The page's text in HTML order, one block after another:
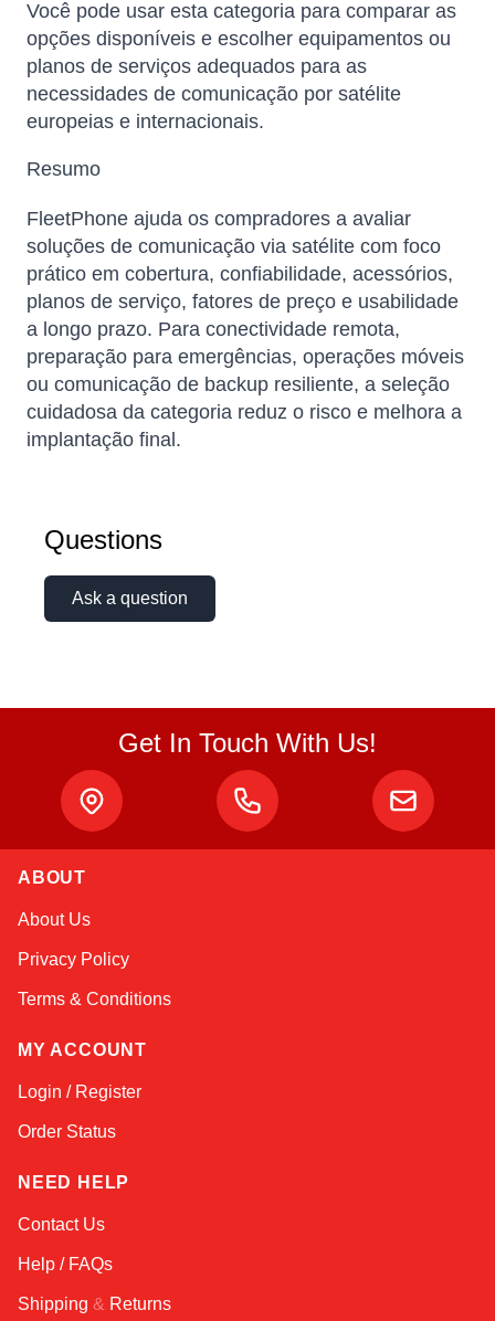
Você pode usar esta categoria para comparar as
opções disponíveis e escolher equipamentos ou
planos de serviços adequados para as
necessidades de comunicação por satélite
europeias e internacionais.
Resumo
FleetPhone ajuda os compradores a avaliar
soluções de comunicação via satélite com foco
prático em cobertura, confiabilidade, acessórios,
planos de serviço, fatores de preço e usabilidade
a longo prazo. Para conectividade remota,
preparação para emergências, operações móveis
ou comunicação de backup resiliente, a seleção
cuidadosa da categoria reduz o risco e melhora a
implantação final.
Questions
Ask a question
Get In Touch With Us!
ABOUT
About Us
Privacy Policy
Terms & Conditions
MY ACCOUNT
Login / Register
Order Status
NEED HELP
Contact Us
Help / FAQs
Shipping & Returns